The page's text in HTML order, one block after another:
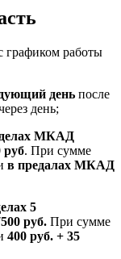
графиком работы
день после
день;
МКАД
руб. При сумме
в предалах МКАД
5
руб. При сумме
400 руб. + 35